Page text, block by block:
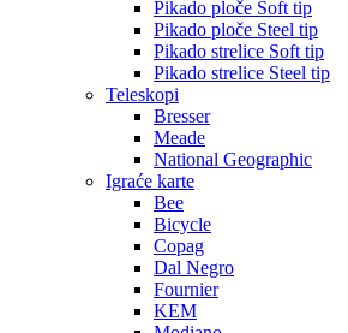
Pikado ploče Soft tip
Pikado ploče Steel tip
Pikado strelice Soft tip
Pikado strelice Steel tip
Teleskopi
Bresser
Meade
National Geographic
Igraće karte
Bee
Bicycle
Copag
Dal Negro
Fournier
KEM